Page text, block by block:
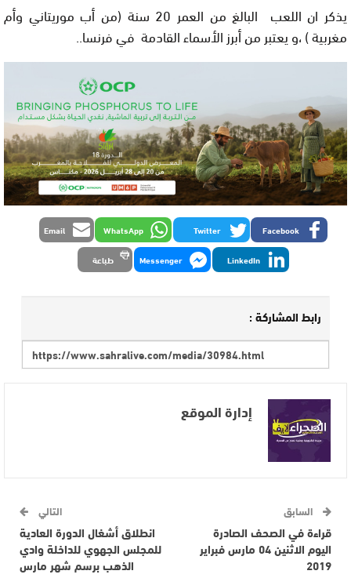
يذكر ان اللعب البالغ من العمر 20 سنة (من أب موريتاني وأم
مغربية ) ،و يعتبر من أبرز الأسماء القادمة في فرنسا..
Facebook
Twitter
WhatsApp
Email
LinkedIn
Messenger طباعة
رابط المشاركة :
إدارة الموقع
السابق
قراءة في الصحف الصادرة
اليوم الاثنين 04 مارس فبراير
2019
التالي
انطلاق أشغال الدورة العادية
للمجلس الجهوي للداخلة وادي
الذهب برسم شهر مارس